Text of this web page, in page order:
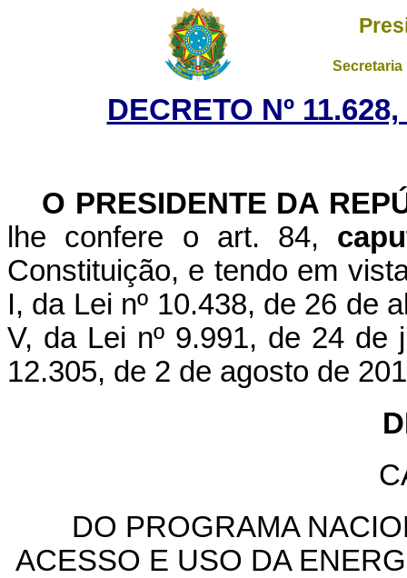
DECRETO Nº
O PRESIDENTE DA
lhe confere o art. 84,
Constituição, e tendo em
I, da Lei nº 10.438, de 26 de
V, da Lei nº 9.991, de 24 de
12.305, de 2 de agosto de
DO PROGRAMA
ACESSO E USO DA